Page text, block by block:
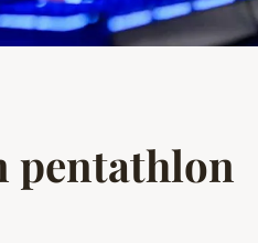
pentathlon